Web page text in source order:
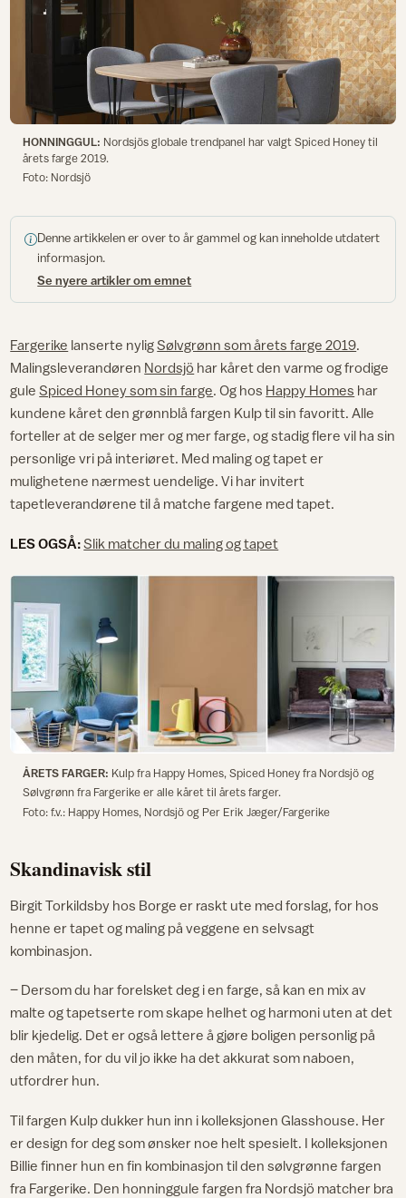
HONNINGGUL: Nordsjös globale trendpanel har valgt Spiced Honey til
årets farge 2019.
Foto: Nordsjö
Denne artikkelen er over to år gammel og kan inneholde utdatert
informasjon.
Se nyere artikler om emnet
Fargerike lanserte nyligSølvgrønn som årets farge 2019.
Malingsleverandøren Nordsjö har kåret den varme og frodige
guleSpiced Honey som sin farge. Og hos Happy Homes har
kundene kåret den grønnblå fargen Kulp til sin favoritt. Alle
forteller at de selger mer og mer farge, og stadig flere vil ha sin
personlige vri på interiøret. Med maling og tapet er
mulighetene nærmest uendelige. Vi har invitert
tapetleverandørene til å matche fargene med tapet.
LES OGSÅ:Slik matcher du maling og tapet
ÅRETS FARGER: Kulp fra Happy Homes, Spiced Honey fra Nordsjö og
Sølvgrønn fra Fargerike er alle kåret til årets farger.
Foto: f.v.: Happy Homes, Nordsjö og Per Erik Jæger/Fargerike
Skandinavisk stil
Birgit Torkildsby hos Borge er raskt ute med forslag, for hos
henne er tapet og maling på veggene en selvsagt
kombinasjon.
– Dersom du har forelsket deg i en farge, så kan en mix av
malte og tapetserte rom skape helhet og harmoni uten at det
blir kjedelig. Det er også lettere å gjøre boligen personlig på
den måten, for du vil jo ikke ha det akkurat som naboen,
utfordrer hun.
Til fargen Kulp dukker hun inn i kolleksjonen Glasshouse. Her
er design for deg som ønsker noe helt spesielt. I kolleksjonen
Billie finner hun en fin kombinasjon til den sølvgrønne fargen
fra Fargerike. Den honninggule fargen fra Nordsjö matcher bra